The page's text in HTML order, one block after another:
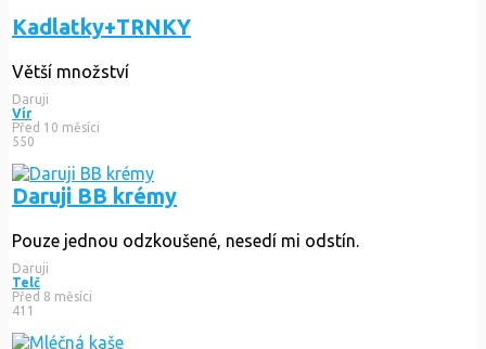
Kadlatky+TRNKY
Větší množství
Daruji
Vír
Před 10 měsíci
550
Daruji BB krémy
Pouze jednou odzkoušené, nesedí mi odstín.
Daruji
Telč
Před 8 měsíci
411